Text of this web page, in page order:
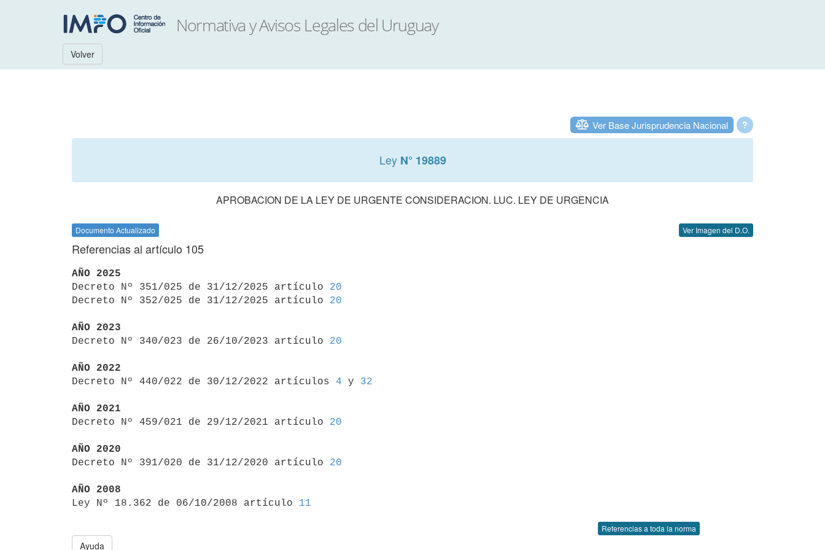
Volver
?
Ver Base Jurisprudencia Nacional
Ley N° 19889
APROBACION DE LA LEY DE URGENTE CONSIDERACION. LUC. LEY DE URGENCIA
Documento Actualizado Ver Imagen del D.O.
Referencias al artículo 105
AÑO 2025
Decreto Nº 351/025 de 31/12/2025 artículo 20
Decreto Nº 352/025 de 31/12/2025 artículo 20
AÑO 2023
Decreto Nº 340/023 de 26/10/2023 artículo 20
AÑO 2022
Decreto Nº 440/022 de 30/12/2022 artículos 4 y 32
AÑO 2021
Decreto Nº 459/021 de 29/12/2021 artículo 20
AÑO 2020
Decreto Nº 391/020 de 31/12/2020 artículo 20
AÑO 2008
Ley Nº 18.362 de 06/10/2008 artículo 11
Referencias a toda la norma
Ayuda